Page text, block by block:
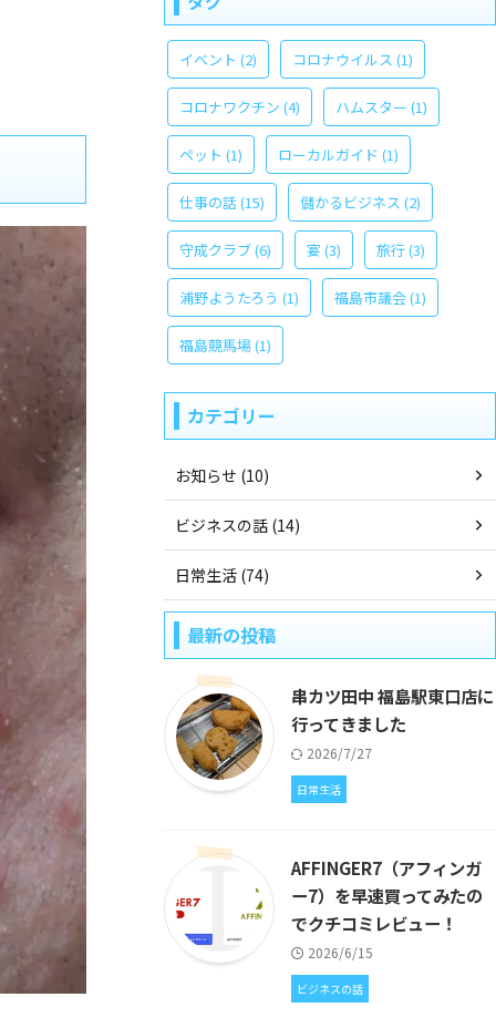
イベント (2) コロナウイルス (1)
コロナワクチン (4) ハムスター (1)
ペット (1) ローカルガイド (1)
仕事の話 (15) 儲かるビジネス (2)
守成クラブ(6) 宴 (3) 旅行(3)
浦野ようたろう (1) 福島市議会(1)
福島競馬場 (1)
カテゴリー
お知らせ (10)
ビジネスの話 (14)
日常生活 (74)
最新の投稿
串カツ田中 福島駅東口店に
行ってきました
2026/7/27
日常生活
AFFINGER7（アフィンガ
ー7）を早速買ってみたの
でクチコミレビュー！
2026/6/15
ビジネスの話